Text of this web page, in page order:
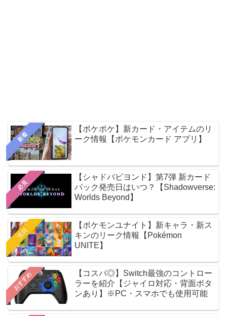
新着
【ポケポケ】新カード・アイテムのリ
ーク情報【ポケモンカード アプリ】
必見
【シャドバビヨンド】第7弾 新カード
パック発売日はいつ？【Shadowverse:
Worlds Beyond】
注目
【ポケモンユナイト】新キャラ・新ス
キンのリーク情報【Pokémon
UNITE】
おすすめ
【コスパ◎】Switch最強のコントロー
ラーを紹介【ジャイロ対応・背面ボタ
ンあり】※PC・スマホでも使用可能